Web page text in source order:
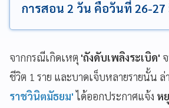
การสอน 2 วัน คือวันที่ 26-
จากกรณีเกิดเหตุ 'ถังดับเพลิงระเบิด'
ชีวิต 1 ราย และบาดเจ็บหลายรายนั้น ล่
ราชวินิตมัธยม'ได้ออกประกาศแจ้ง ห